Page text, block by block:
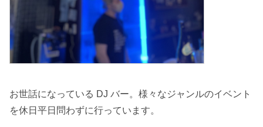
お世話になっている DJ バー。様々なジャンルのイベント
を休日平日問わずに行っています。